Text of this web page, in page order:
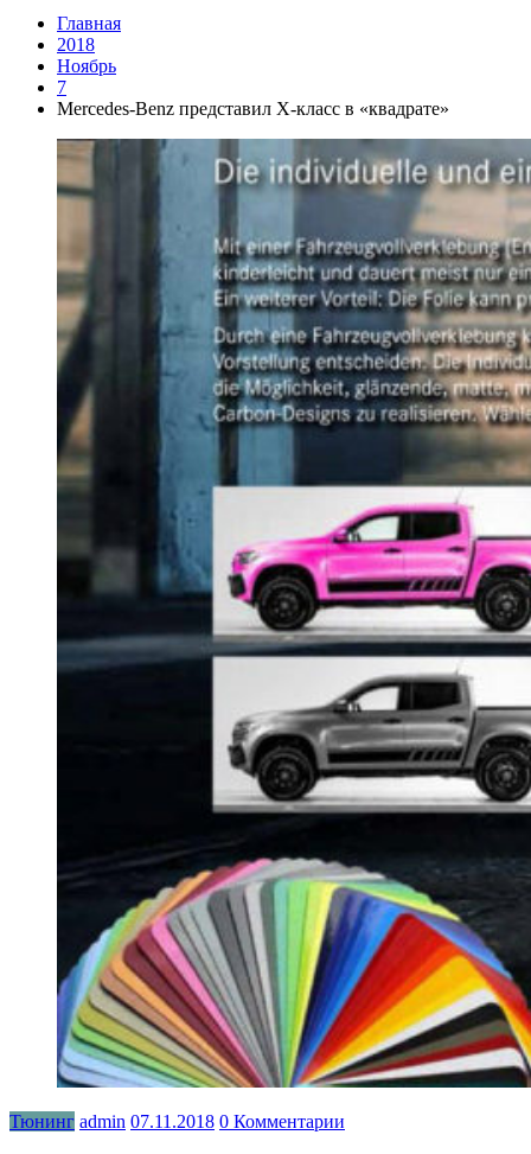
Главная
2018
Ноябрь
7
Mercedes-Benz представил X-класс в «квадрате»
Тюнинг admin 07.11.2018 0 Комментарии